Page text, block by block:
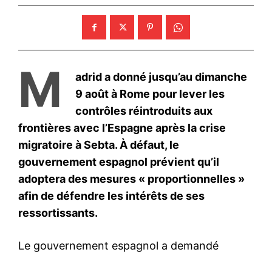
S'ABONNER MAINTENANT
Insight Publications
À propos